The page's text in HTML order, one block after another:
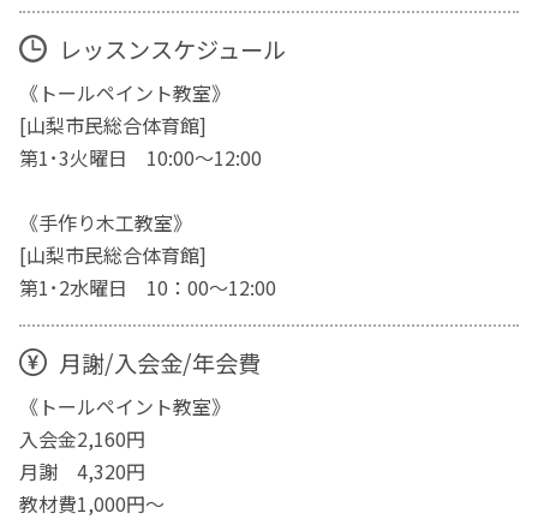
レッスンスケジュール
《トールペイント教室》
[山梨市民総合体育館]
第1･3火曜日 10:00～12:00
《手作り木工教室》
[山梨市民総合体育館]
第1･2水曜日 10：00～12:00
月謝/入会金/年会費
《トールペイント教室》
入会金2,160円
月謝 4,320円
教材費1,000円～